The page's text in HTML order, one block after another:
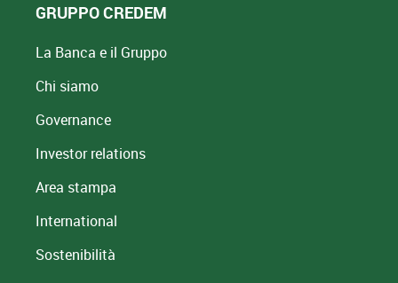
GRUPPO CREDEM
La Banca e il Gruppo
Chi siamo
Governance
Investor relations
Area stampa
International
Sostenibilità